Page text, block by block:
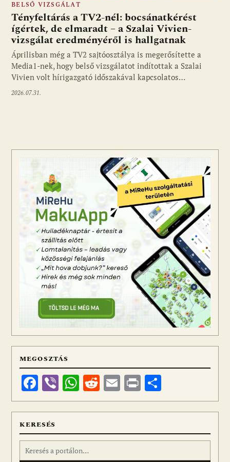
BELSŐ VIZSGÁLAT
Tényfeltárás a TV2-nél: bocsánatkérést
ígértek, de elmaradt – a Szalai Vivien-
vizsgálat eredményéről is hallgatnak
Áprilisban még a TV2 sajtóosztálya is megerősítette a
Media1-nek, hogy belső vizsgálatot indítottak a Szalai
Vivien volt hírigazgató időszakával kapcsolatos…
2026.07.31.
MEGOSZTÁS
Facebook
ViberWhatsApp
Reddit
Email
Print
meg
KERESÉS
Keresés: